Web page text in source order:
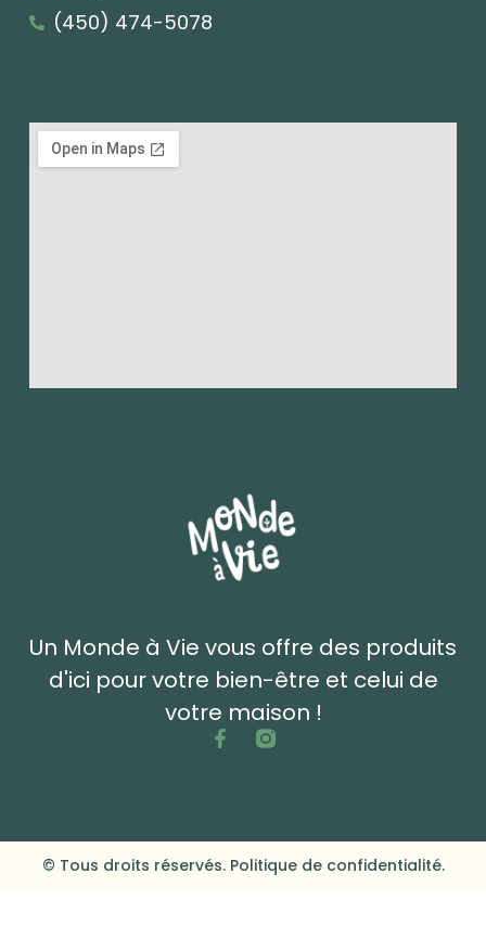
Un Monde à Vie vous offre des produits
d'ici pour votre bien-être et celui de
votre maison !
(450) 474-5078
© Tous droits réservés. Politique de confidentialité.